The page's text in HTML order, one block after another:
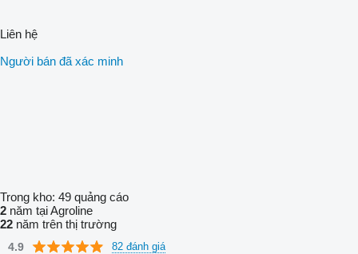
Liên hệ
Người bán đã xác minh
Trong kho: 49 quảng cáo
2 năm tại Agroline
22 năm trên thị trường
4.9 82 đánh giá